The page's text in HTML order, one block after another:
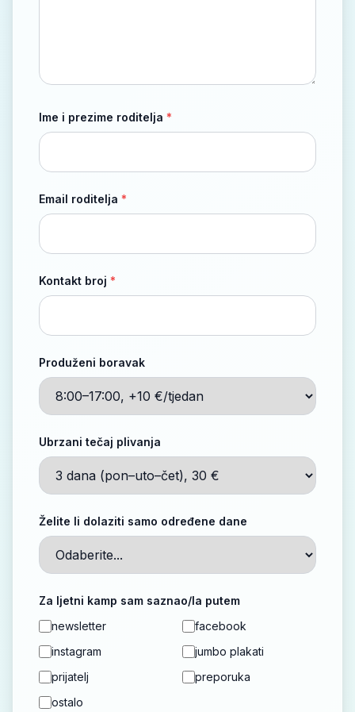
Ime i prezime roditelja *
Email roditelja *
Kontakt broj *
Produženi boravak
Ubrzani tečaj plivanja
Želite li dolaziti samo određene dane
Za ljetni kamp sam saznao/la putem
newsletter
facebook
instagram
jumbo plakati
prijatelj
preporuka
ostalo